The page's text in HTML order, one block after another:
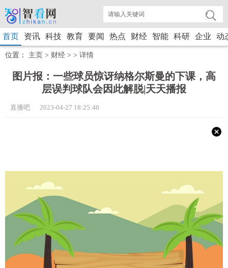
首页 资讯 科技 教育 要闻 热点 财经 智能 科研 企业 动
位置： 主页 > 财经 > > 详情
图片报：一些球员惊讶纳格尔斯曼的下课，高
层误判球队会因此解脱|天天播报
直播吧 2023-04-27 18:25:48